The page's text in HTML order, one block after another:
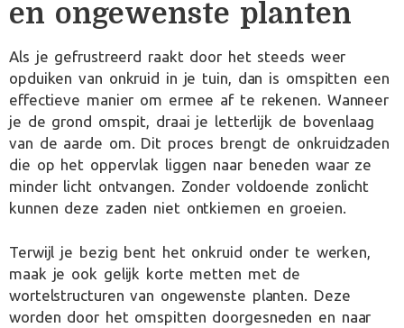
en ongewenste planten
Als je gefrustreerd raakt door het steeds weer
opduiken van onkruid in je tuin, dan is omspitten een
effectieve manier om ermee af te rekenen. Wanneer
je de grond omspit, draai je letterlijk de bovenlaag
van de aarde om. Dit proces brengt de onkruidzaden
die op het oppervlak liggen naar beneden waar ze
minder licht ontvangen. Zonder voldoende zonlicht
kunnen deze zaden niet ontkiemen en groeien.
Terwijl je bezig bent het onkruid onder te werken,
maak je ook gelijk korte metten met de
wortelstructuren van ongewenste planten. Deze
worden door het omspitten doorgesneden en naar